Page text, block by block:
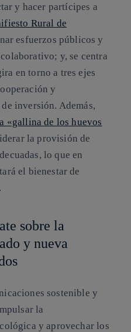
y hacer partícipes a
Rural de
esfuerzos públicos y
y, se centra
en torno a tres ejes
y
inversión. Además,
«gallina de los huevos
la provisión de
lo que en
el bienestar de
sobre la
y nueva
sostenible y
la
y aprovechar los